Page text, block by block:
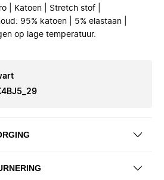
| Katoen | Stretch stof |
95% katoen | 5% elastaan |
op lage temperatuur.